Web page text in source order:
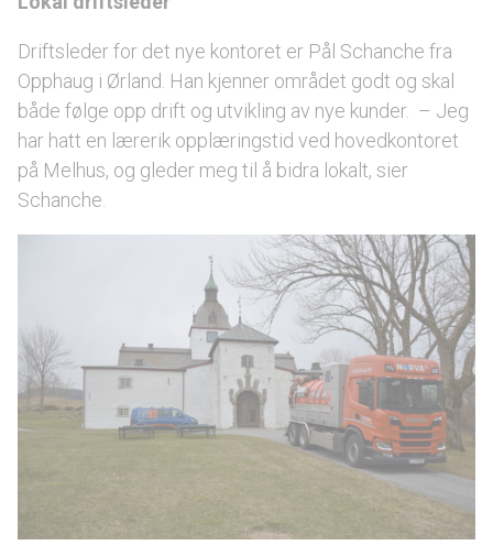
Driftsleder for det nye kontoret er Pål Schanche fra
Opphaug i Ørland. Han kjenner området godt og skal
både følge opp drift og utvikling av nye kunder. – Jeg
har hatt en lærerik opplæringstid ved hovedkontoret
på Melhus, og gleder meg til å bidra lokalt, sier
Schanche.